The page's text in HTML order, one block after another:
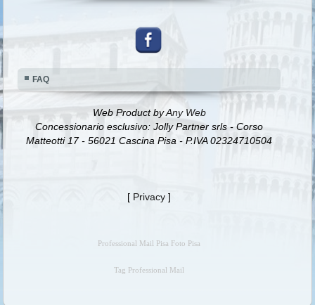
FAQ
Web Product byAny Web
Concessionario esclusivo: Jolly Partner srls - Corso
Matteotti 17 - 56021 Cascina Pisa - P.IVA 02324710504
[ Privacy ]
Professional Mail Pisa Foto Pisa
Tag Professional Mail